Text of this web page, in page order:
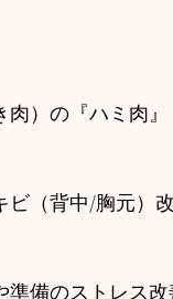
肉）の『ハミ肉
ビ（背中/胸元）
準備のストレス